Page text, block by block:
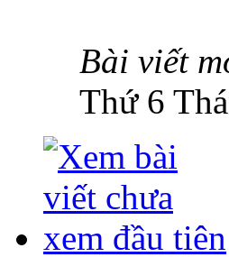
Bài viết
Thứ 6